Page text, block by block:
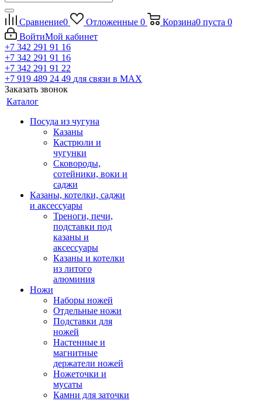
Сравнение0 Отложенные 0 Корзина0 пуста 0
ВойтиМой кабинет
+7 342 291 91 16
+7 342 291 91 16
+7 342 291 91 22
+7 919 489 24 49 для связи в МАХ
Заказать звонок
Каталог
Посуда из чугуна
Казаны
Кастрюли и
чугунки
Сковороды,
сотейники, воки и
саджи
Казаны, котелки, саджи
и аксессуары
Треноги, печи,
подставки под
казаны и
аксессуары
Казаны и котелки
из литого
алюминия
Ножи
Наборы ножей
Отдельные ножи
Подставки для
ножей
Настенные и
магнитные
держатели ножей
Ножеточки и
мусаты
Камни для заточки